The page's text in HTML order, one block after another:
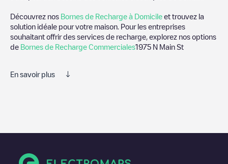
Découvrez nos Bornes de Recharge à Domicile et trouvez la
solution idéale pour votre maison. Pour les entreprises
souhaitant offrir des services de recharge, explorez nos options
de Bornes de Recharge Commerciales1975 N Main St
En savoir plus
électrique la prochaine fois.